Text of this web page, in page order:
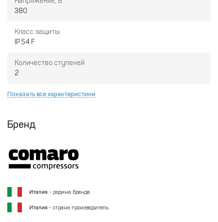
380
Класс защиты
IP 54 F
Количество ступеней
2
Показать все характеристики
Бренд
Италия - родина бренда
Италия - страна производитель